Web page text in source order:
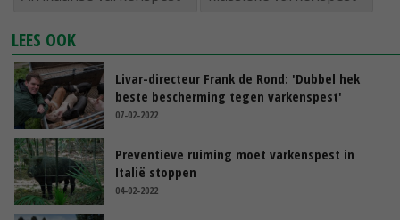
LEES OOK
Livar-directeur Frank de Rond: 'Dubbel hek
beste bescherming tegen varkenspest'
07-02-2022
Preventieve ruiming moet varkenspest in
Italië stoppen
04-02-2022